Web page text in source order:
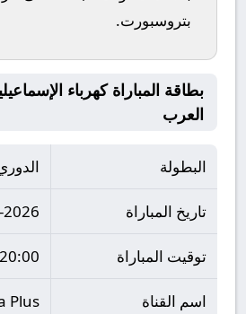
بتروسبورت.
العرب
البطولة
تاريخ المباراة
توقيت المباراة 20:00 Time
اسم القناة Plus